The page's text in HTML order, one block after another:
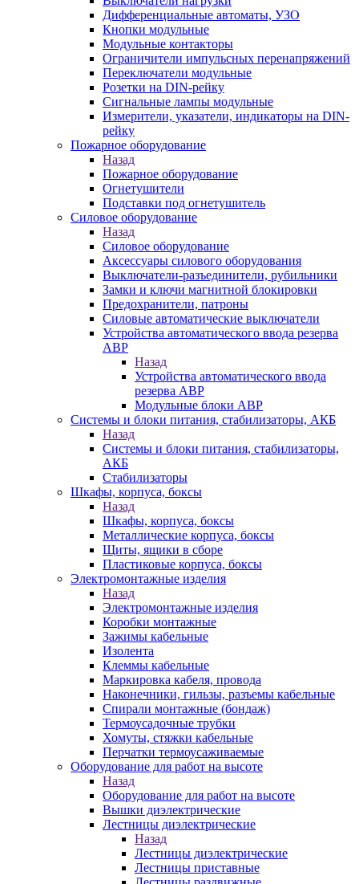
Дифференциальные автоматы, УЗО
Кнопки модульные
Модульные контакторы
Ограничители импульсных перенапряжений
Переключатели модульные
Розетки на DIN-рейку
Сигнальные лампы модульные
Измерители, указатели, индикаторы на DIN-
рейку
Пожарное оборудование
Назад
Пожарное оборудование
Огнетушители
Подставки под огнетушитель
Силовое оборудование
Назад
Силовое оборудование
Аксессуары силового оборудования
Выключатели-разъединители, рубильники
Замки и ключи магнитной блокировки
Предохранители, патроны
Силовые автоматические выключатели
Устройства автоматического ввода резерва
АВР
Назад
Устройства автоматического ввода
резерва АВР
Модульные блоки АВР
Системы и блоки питания, стабилизаторы, АКБ
Назад
Системы и блоки питания, стабилизаторы,
АКБ
Стабилизаторы
Шкафы, корпуса, боксы
Назад
Шкафы, корпуса, боксы
Металлические корпуса, боксы
Щиты, ящики в сборе
Пластиковые корпуса, боксы
Электромонтажные изделия
Назад
Электромонтажные изделия
Коробки монтажные
Зажимы кабельные
Изолента
Клеммы кабельные
Маркировка кабеля, провода
Наконечники, гильзы, разъемы кабельные
Спирали монтажные (бондаж)
Термоусадочные трубки
Хомуты, стяжки кабельные
Перчатки термоусаживаемые
Оборудование для работ на высоте
Назад
Оборудование для работ на высоте
Вышки диэлектрические
Лестницы диэлектрические
Назад
Лестницы диэлектрические
Лестницы приставные